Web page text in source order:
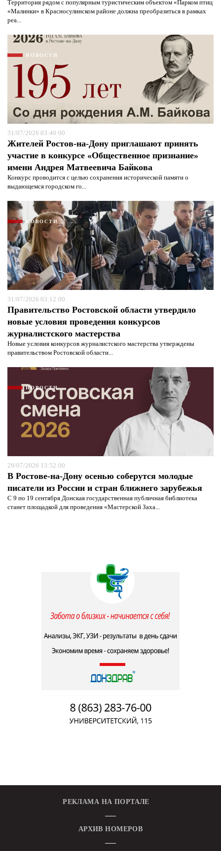
Территория рядом с популярным туристическим объектом «Парком птиц
«Малинки» в Красносулинском районе должна преобразиться в рамках
реа...
НОВОСТИ
31/07/2026 03:40:00
Жителей Ростов-на-Дону приглашают принять
участие в конкурсе «Общественное признание»
имени Андрея Матвеевича Байкова
Конкурс проводится с целью сохранения исторической памяти о
выдающемся городском го...
НОВОСТИ
31/07/2026 03:12:00
Правительство Ростовской области утвердило
новые условия проведения конкурсов
журналистского мастерства
Новые условия конкурсов журналистского мастерства утверждены
правительством Ростовской области...
НОВОСТИ
29/07/2026 13:52:00
В Ростове-на-Дону осенью соберутся молодые
писатели из России и стран ближнего зарубежья
С 9 по 19 сентября Донская государственная публичная библиотека
станет площадкой для проведения «Мастерской Заха...
Я согласен сполитикой конфиденциальности и
защиты информации*
РЕКЛАМА НА ПОРТАЛЕ
АРХИВ НОМЕРОВ
Я согласен сполитикой конфиденциальности и
защиты информации*